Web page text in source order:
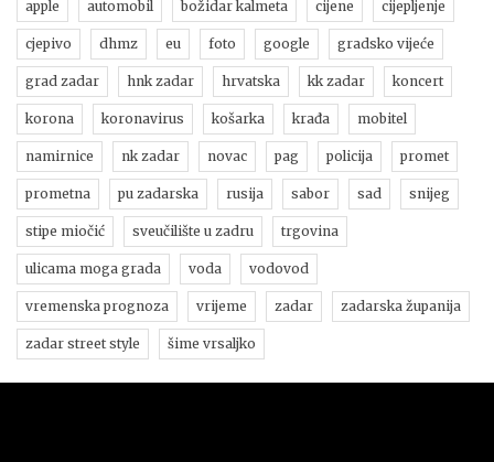
apple automobil božidar kalmeta cijene cijepljenje
cjepivo dhmz eu foto google gradsko vijeće
grad zadar hnk zadar hrvatska kk zadar koncert
korona koronavirus košarka krađa mobitel
namirnice nk zadar novac pag policija promet
prometna pu zadarska rusija sabor sad snijeg
stipe miočić sveučilište u zadru trgovina
ulicama moga grada voda vodovod
vremenska prognoza vrijeme zadar zadarska županija
zadar street style šime vrsaljko